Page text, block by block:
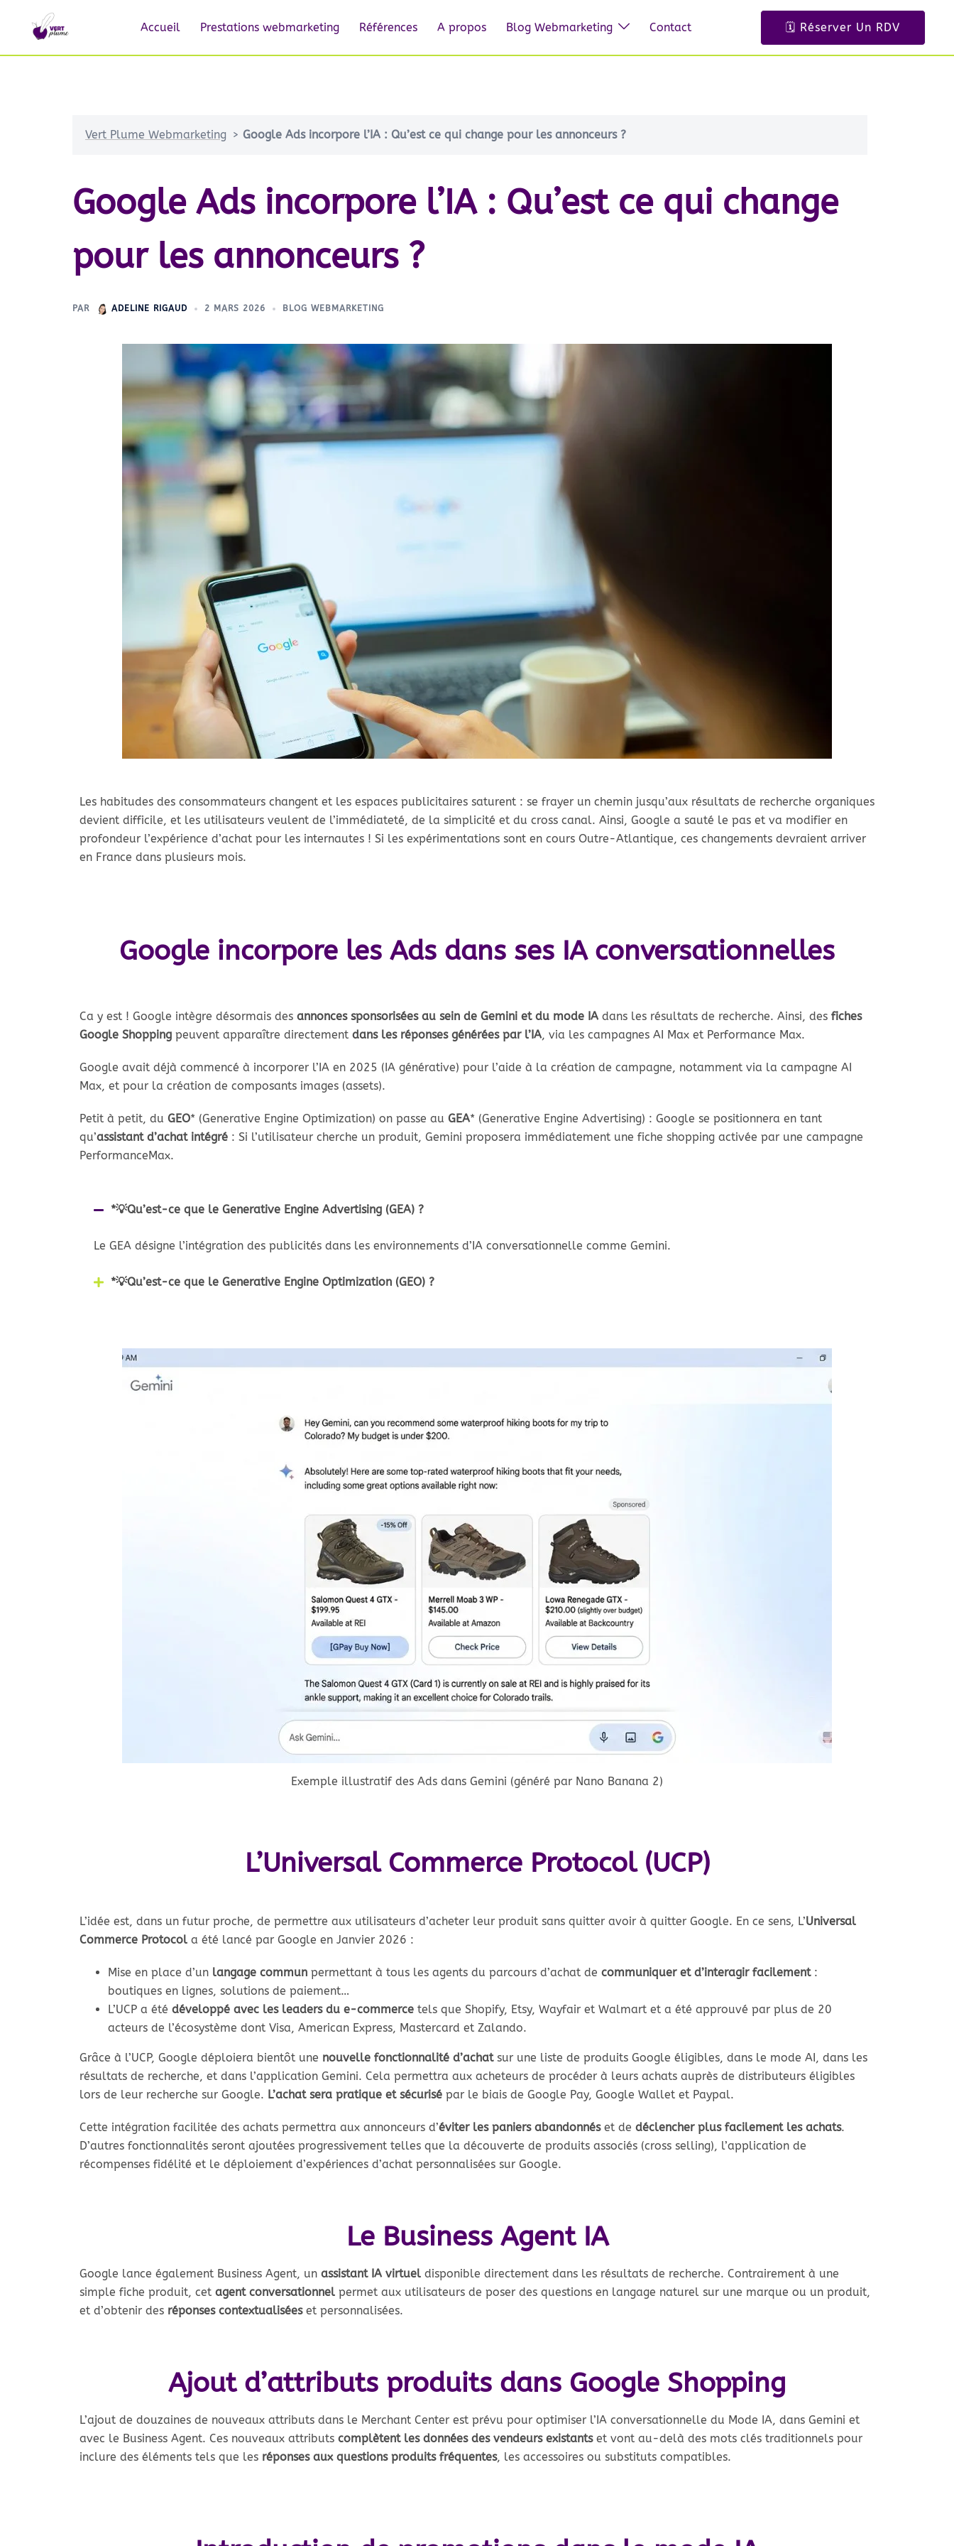
Accueil Prestations webmarketing Références A propos Blog Webmarketing Contact 🗓️ Réserver Un RDV
Vert Plume Webmarketing > Google Ads incorpore l’IA : Qu’est ce qui change pour les annonceurs ?
Google Ads incorpore l’IA : Qu’est ce qui change
pour les annonceurs ?
PAR ADELINE RIGAUD 2 MARS 2026 BLOG WEBMARKETING
Les habitudes des consommateurs changent et les espaces publicitaires saturent : se frayer un chemin jusqu’aux résultats de recherche organiques
devient difficile, et les utilisateurs veulent de l’immédiateté, de la simplicité et du cross canal. Ainsi, Google a sauté le pas et va modifier en
profondeur l’expérience d’achat pour les internautes ! Si les expérimentations sont en cours Outre-Atlantique, ces changements devraient arriver
en France dans plusieurs mois.
Google incorpore les Ads dans ses IA conversationnelles
Ca y est ! Google intègre désormais des annonces sponsorisées au sein de Gemini et du mode IA dans les résultats de recherche. Ainsi, des fiches
Google Shopping peuvent apparaître directement dans les réponses générées par l’IA, via les campagnes AI Max et Performance Max.
Google avait déjà commencé à incorporer l’IA en 2025 (IA générative) pour l’aide à la création de campagne, notamment via la campagne AI
Max, et pour la création de composants images (assets).
Petit à petit, du GEO* (Generative Engine Optimization) on passe au GEA* (Generative Engine Advertising) : Google se positionnera en tant
qu’assistant d’achat intégré : Si l’utilisateur cherche un produit, Gemini proposera immédiatement une fiche shopping activée par une campagne
PerformanceMax.
*💡Qu’est-ce que le Generative Engine Advertising (GEA) ?
Le GEA désigne l’intégration des publicités dans les environnements d’IA conversationnelle comme Gemini.
*💡Qu’est-ce que le Generative Engine Optimization (GEO) ?
Exemple illustratif des Ads dans Gemini (généré par Nano Banana 2)
L’Universal Commerce Protocol (UCP)
L’idée est, dans un futur proche, de permettre aux utilisateurs d’acheter leur produit sans quitter avoir à quitter Google. En ce sens, L’Universal
Commerce Protocol a été lancé par Google en Janvier 2026 :
Mise en place d’un langage commun permettant à tous les agents du parcours d’achat de communiquer et d’interagir facilement :
boutiques en lignes, solutions de paiement…
L’UCP a été développé avec les leaders du e-commerce tels que Shopify, Etsy, Wayfair et Walmart et a été approuvé par plus de 20
acteurs de l’écosystème dont Visa, American Express, Mastercard et Zalando.
Grâce à l’UCP, Google déploiera bientôt une nouvelle fonctionnalité d’achatsur une liste de produits Google éligibles, dans le mode AI, dans les
résultats de recherche, et dans l’application Gemini. Cela permettra aux acheteurs de procéder à leurs achats auprès de distributeurs éligibles
lors de leur recherche sur Google. L’achat sera pratique et sécurisé par le biais de Google Pay, Google Wallet et Paypal.
Cette intégration facilitée des achats permettra aux annonceurs d’éviter les paniers abandonnéset de déclencher plus facilement les achats.
D’autres fonctionnalités seront ajoutées progressivement telles que la découverte de produits associés (cross selling), l’application de
récompenses fidélité et le déploiement d’expériences d’achat personnalisées sur Google.
Le Business Agent IA
Google lance également Business Agent, un assistant IA virtuel disponible directement dans les résultats de recherche. Contrairement à une
simple fiche produit, cet agent conversationnel permet aux utilisateurs de poser des questions en langage naturel sur une marque ou un produit,
et d’obtenir des réponses contextualiséeset personnalisées.
Ajout d’attributs produits dans Google Shopping
L’ajout de douzaines de nouveaux attributs dans le Merchant Center est prévu pour optimiser l’IA conversationnelle du Mode IA, dans Gemini et
avec le Business Agent. Ces nouveaux attributs complètent les données des vendeurs existantset vont au-delà des mots clés traditionnels pour
inclure des éléments tels que les réponses aux questions produits fréquentes, les accessoires ou substituts compatibles.